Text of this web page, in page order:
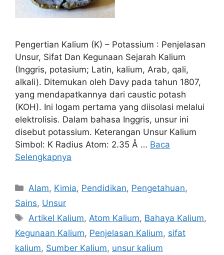
Pengertian Kalium (K) – Potassium : Penjelasan
Unsur, Sifat Dan Kegunaan Sejarah Kalium
(Inggris, potasium; Latin, kalium, Arab, qali,
alkali). Ditemukan oleh Davy pada tahun 1807,
yang mendapatkannya dari caustic potash
(KOH). Ini logam pertama yang diisolasi melalui
elektrolisis. Dalam bahasa Inggris, unsur ini
disebut potassium. Keterangan Unsur Kalium
Simbol: K Radius Atom: 2.35 Å … Baca
Selengkapnya
Kategori
Alam, Kimia, Pendidikan, Pengetahuan,
Sains, Unsur
Tag
Artikel Kalium, Atom Kalium, Bahaya Kalium,
Kegunaan Kalium, Penjelasan Kalium, sifat
kalium, Sumber Kalium, unsur kalium